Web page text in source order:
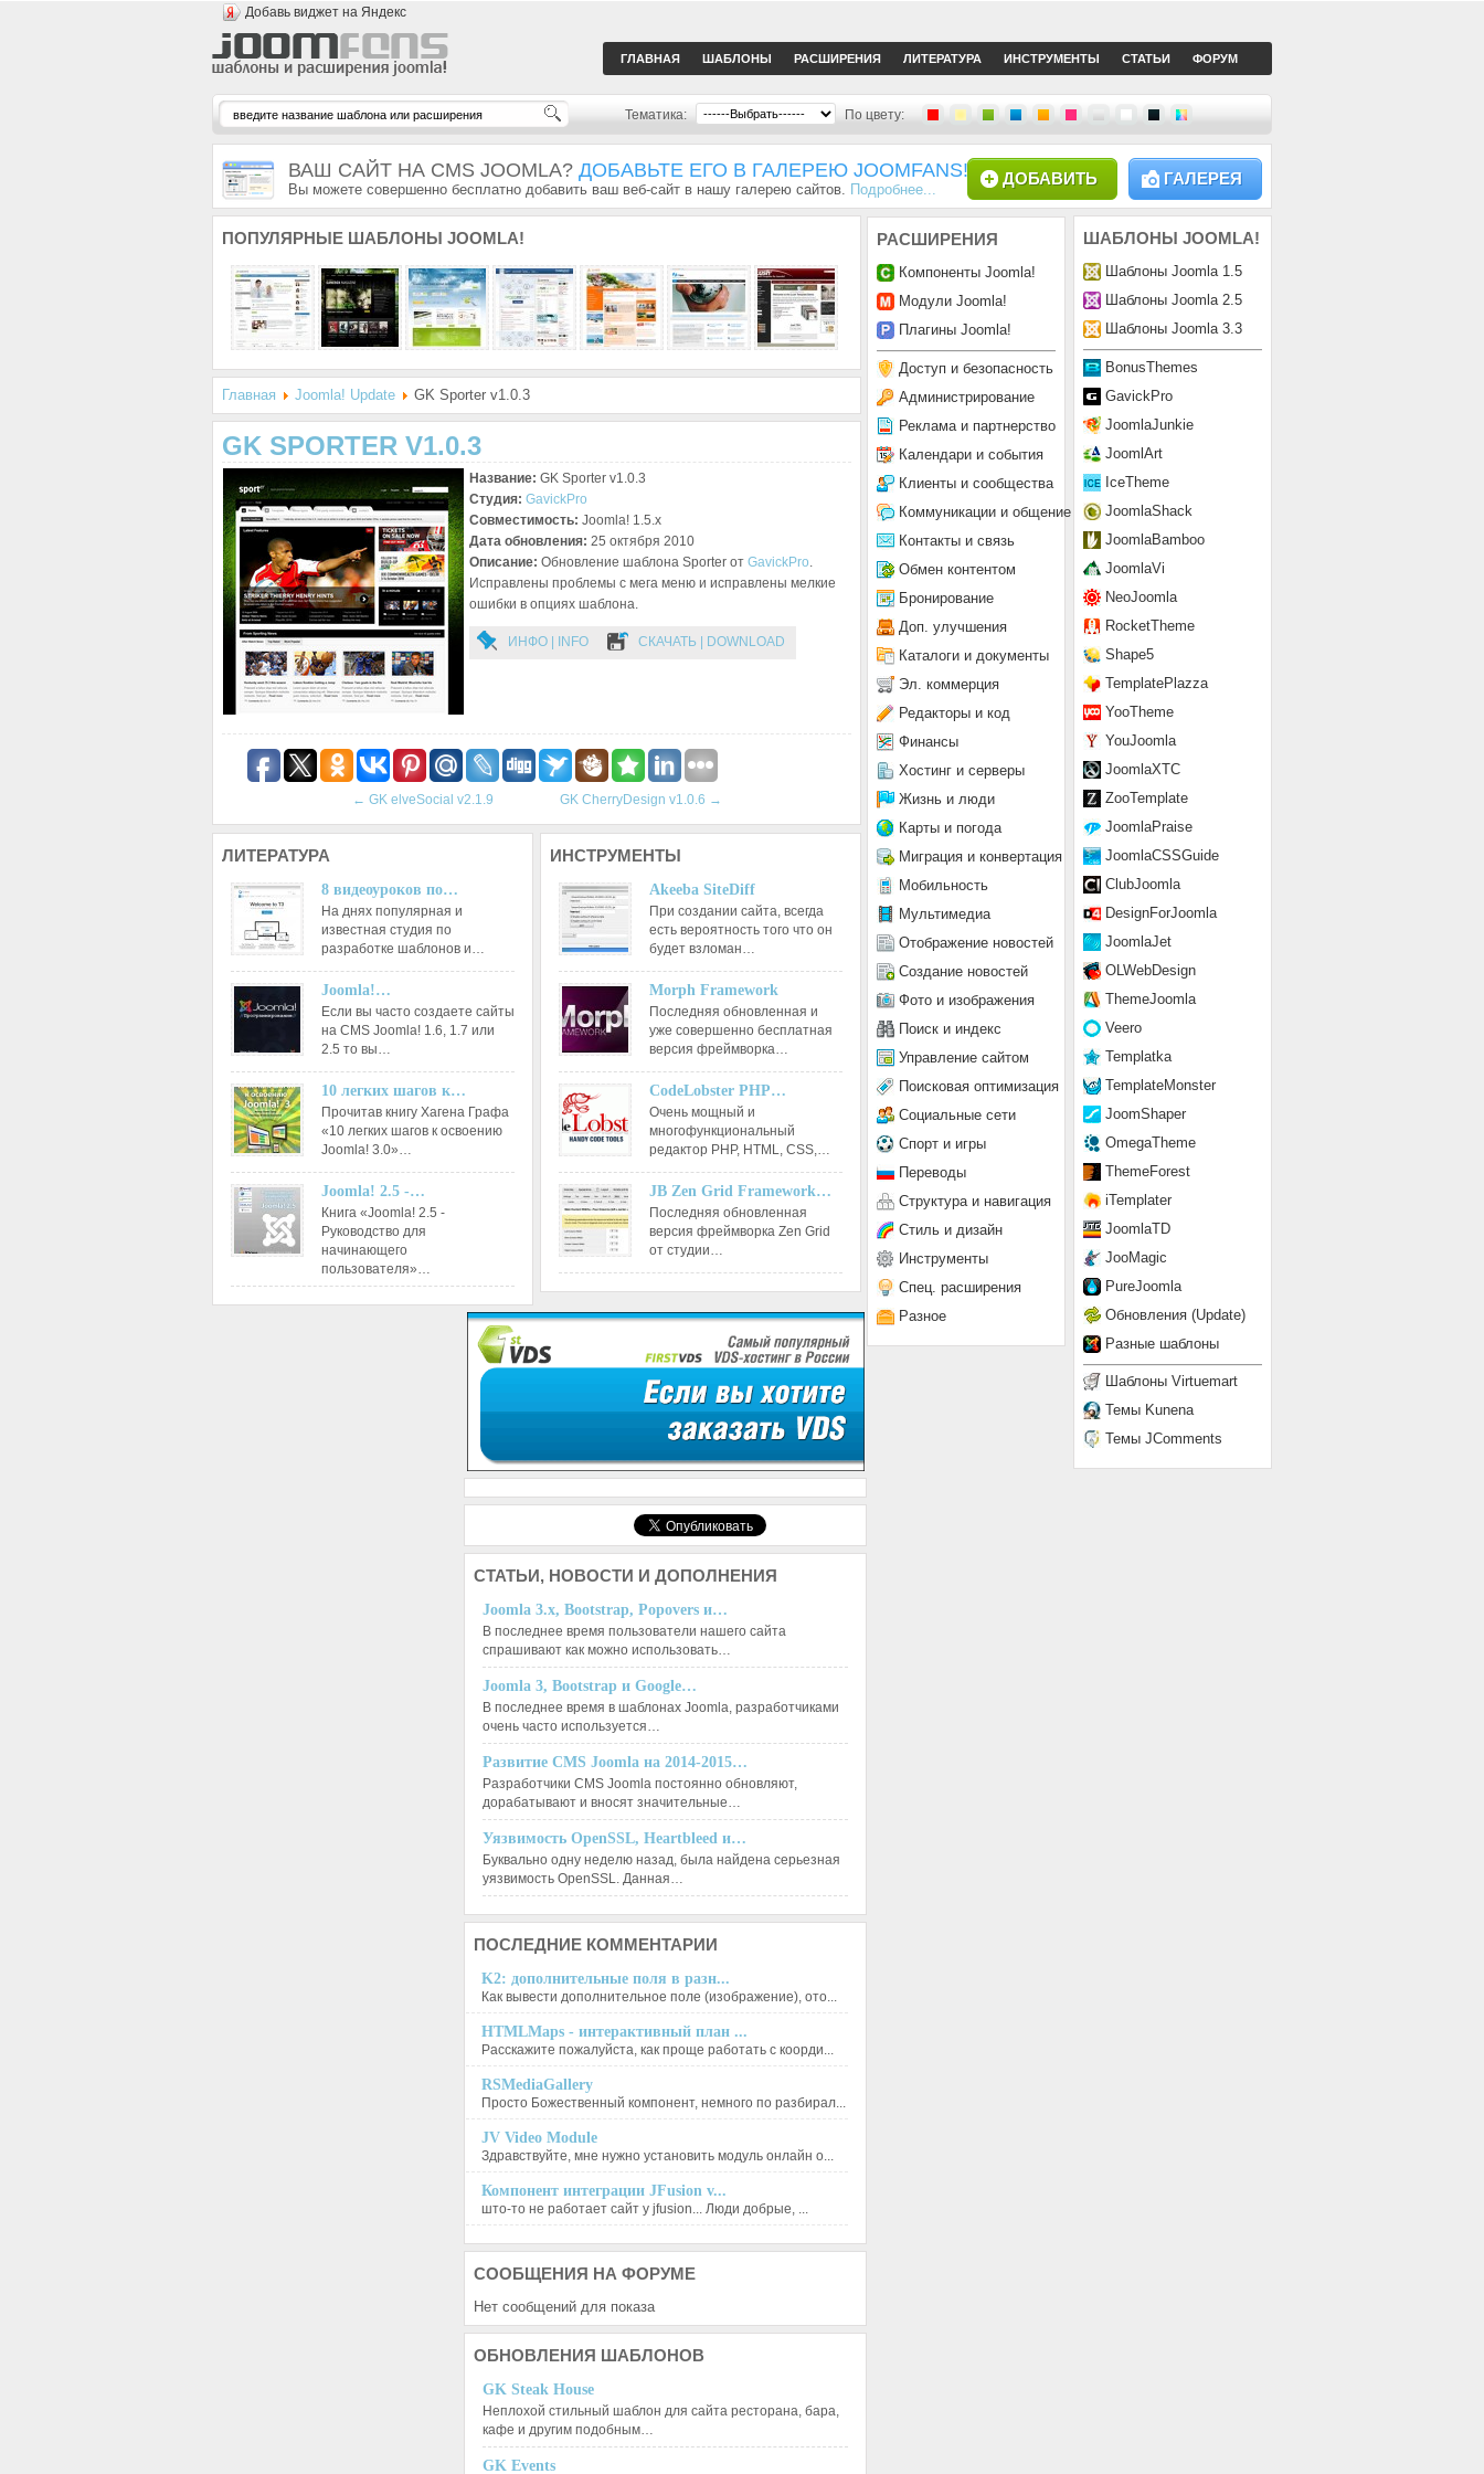
Добавь виджет на Яндекс
ГЛАВНАЯ ШАБЛОНЫ РАСШИРЕНИЯ ЛИТЕРАТУРА ИНСТРУМЕНТЫ СТАТЬИ ФОРУМ
Тематика: По цвету:
ВАШ САЙТ НА CMS JOOMLA? ДОБАВЬТЕ ЕГО В ГАЛЕРЕЮ JOOMFANS!
Вы можете совершенно бесплатно добавить ваш веб-сайт в нашу галерею сайтов. Подробнее...
ГАЛЕРЕЯ
ДОБАВИТЬ
ПОПУЛЯРНЫЕ ШАБЛОНЫ JOOMLA!
Главная Joomla! Update GK Sporter v1.0.3
GK SPORTER V1.0.3
Название: GK Sporter v1.0.3
Студия: GavickPro
Совместимость: Joomla! 1.5.x
Дата обновления: 25 октября 2010
Описание: Обновление шаблона Sporter от GavickPro.
Исправлены проблемы с мега меню и исправлены мелкие
ошибки в опциях шаблона.
ИНФО | INFO СКАЧАТЬ | DOWNLOAD
← GK elveSocial v2.1.9 GK CherryDesign v1.0.6 →
ЛИТЕРАТУРА
8 видеоуроков по…
На днях популярная и
известная студия по
разработке шаблонов и…
Joomla!…
Если вы часто создаете сайты
на CMS Joomla! 1.6, 1.7 или
2.5 то вы…
10 легких шагов к…
Прочитав книгу Хагена Графа
«10 легких шагов к освоению
Joomla! 3.0»…
Joomla! 2.5 -…
Книга «Joomla! 2.5 -
Руководство для
начинающего
пользователя»…
ИНСТРУМЕНТЫ
Akeeba SiteDiff
При создании сайта, всегда
есть вероятность того что он
будет взломан…
Morph Framework
Последняя обновленная и
уже совершенно бесплатная
версия фреймворка…
CodeLobster PHP…
Очень мощный и
многофункциональный
редактор РНР, HTML, CSS,…
JB Zen Grid Framework…
Последняя обновленная
версия фреймворка Zen Grid
от студии…
ШАБЛОНЫ JOOMLA!
Шаблоны Joomla 1.5
Шаблоны Joomla 2.5
Шаблоны Joomla 3.3
BonusThemes
GavickPro
JoomlaJunkie
JoomlArt
IceTheme
JoomlaShack
JoomlaBamboo
JoomlaVi
NeoJoomla
RocketTheme
Shape5
TemplatePlazza
YooTheme
YouJoomla
JoomlaXTC
ZooTemplate
JoomlaPraise
JoomlaCSSGuide
ClubJoomla
DesignForJoomla
JoomlaJet
OLWebDesign
ThemeJoomla
Veero
Templatka
TemplateMonster
JoomShaper
OmegaTheme
ThemeForest
iTemplater
JoomlaTD
JooMagic
PureJoomla
Обновления (Update)
Разные шаблоны
Шаблоны Virtuemart
Темы Kunena
Темы JComments
РАСШИРЕНИЯ
Компоненты Joomla!
Модули Joomla!
Плагины Joomla!
Доступ и безопасность
Администрирование
Реклама и партнерство
Календари и события
Клиенты и сообщества
Коммуникации и общение
Контакты и связь
Обмен контентом
Бронирование
Доп. улучшения
Каталоги и документы
Эл. коммерция
Редакторы и код
Финансы
Хостинг и серверы
Жизнь и люди
Карты и погода
Миграция и конвертация
Мобильность
Мультимедиа
Отображение новостей
Создание новостей
Фото и изображения
Поиск и индекс
Управление сайтом
Поисковая оптимизация
Социальные сети
Спорт и игры
Переводы
Структура и навигация
Стиль и дизайн
Инструменты
Спец. расширения
Разное
СТАТЬИ, НОВОСТИ И ДОПОЛНЕНИЯ
Joomla 3.x, Bootstrap, Popovers и…
В последнее время пользователи нашего сайта
спрашивают как можно использовать…
Joomla 3, Bootstrap и Google…
В последнее время в шаблонах Joomla, разработчиками
очень часто используется…
Развитие CMS Joomla на 2014-2015…
Разработчики CMS Joomla постоянно обновляют,
дорабатывают и вносят значительные…
Уязвимость OpenSSL, Heartbleed и…
Буквально одну неделю назад, была найдена серьезная
уязвимость OpenSSL. Данная…
ПОСЛЕДНИЕ КОММЕНТАРИИ
K2: дополнительные поля в разн...
Как вывести дополнительное поле (изображение), ото...
HTMLMaps - интерактивный план ...
Расскажите пожалуйста, как проще работать с коорди...
RSMediaGallery
Просто Божественный компонент, немного по разбирал...
JV Video Module
Здравствуйте, мне нужно установить модуль онлайн о...
Компонент интеграции JFusion v...
што-то не работает сайт у jfusion... Люди добрые, ...
СООБЩЕНИЯ НА ФОРУМЕ
Нет сообщений для показа
ОБНОВЛЕНИЯ ШАБЛОНОВ
GK Steak House
Неплохой стильный шаблон для сайта ресторана, бара,
кафе и другим подобным…
GK Events